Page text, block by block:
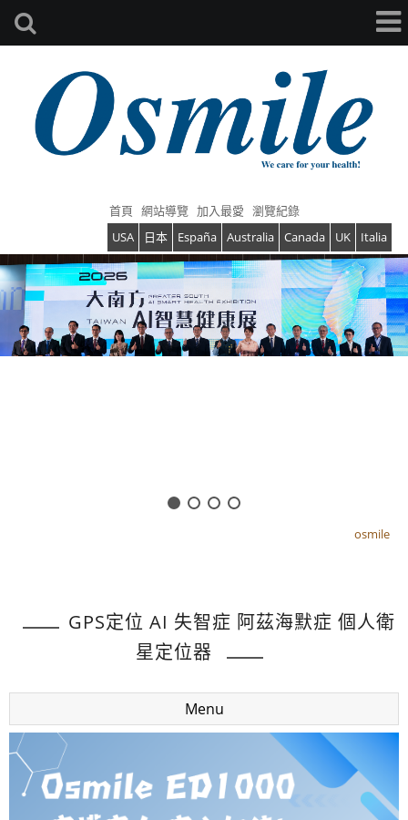
首頁 網站導覽 加入最愛
USA
日本 España Australia Canada UK Italia
瀏覽紀錄
osmile
GPS定位 AI 失智症 阿茲海默症 個人衛
星定位器
Menu